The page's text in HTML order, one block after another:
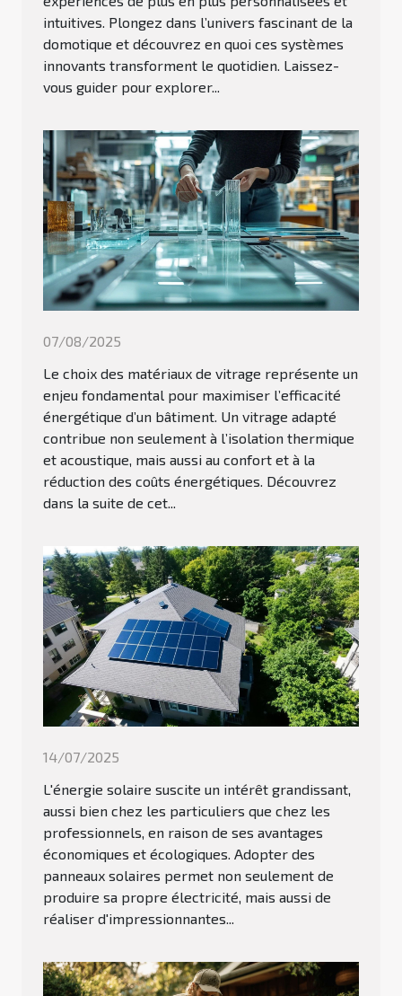
intuitives. Plongez dans l’univers fascinant de la
domotique et découvrez en quoi ces systèmes
innovants transforment le quotidien. Laissez-
vous guider pour explorer...
07/08/2025
Le choix des matériaux de vitrage représente un
enjeu fondamental pour maximiser l’efficacité
énergétique d’un bâtiment. Un vitrage adapté
contribue non seulement à l’isolation thermique
et acoustique, mais aussi au confort et à la
réduction des coûts énergétiques. Découvrez
dans la suite de cet...
14/07/2025
L'énergie solaire suscite un intérêt grandissant,
aussi bien chez les particuliers que chez les
professionnels, en raison de ses avantages
économiques et écologiques. Adopter des
panneaux solaires permet non seulement de
produire sa propre électricité, mais aussi de
réaliser d'impressionnantes...